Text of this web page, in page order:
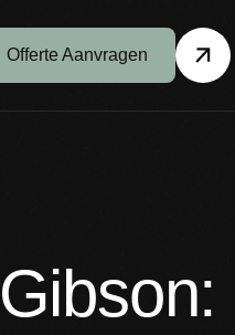
Offerte Aanvragen